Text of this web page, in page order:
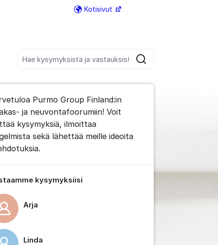
Hae
Kotisivut Lisää tukilinkkejä
kommenttiin
kommenttien asetukset
Purmo Group Finland:in
ja neuvontafoorumiin! Voit
kysymyksiä, ilmoittaa
sekä lähettää meille ideoita
kysymyksiisi
Arja
Linda